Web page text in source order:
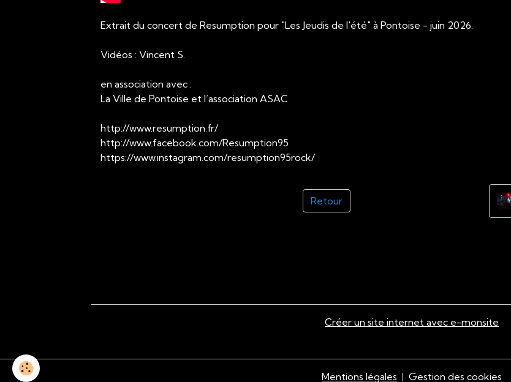
Extrait du concert de Resumption pour "Les Jeudis de l'été" à Pontoise - juin 2026.
Vidéos : Vincent S.
en association avec :
La Ville de Pontoise et l’association ASAC
http://www.resumption.fr/
http://www.facebook.com/Resumption95
https://www.instagram.com/resumption95rock/
Retour
Créer un site internet avec e-monsite
Mentions légales Gestion des cookies